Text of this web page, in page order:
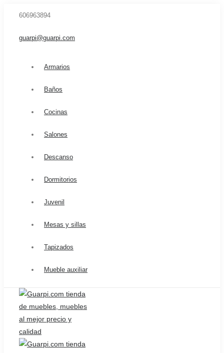
606963894
guarpi@guarpi.com
Armarios
Baños
Cocinas
Salones
Descanso
Dormitorios
Juvenil
Mesas y sillas
Tapizados
Mueble auxiliar